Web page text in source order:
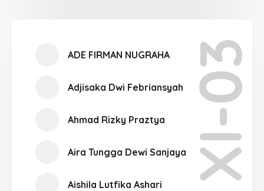
XI-03
ADE FIRMAN NUGRAHA
Adjisaka Dwi Febriansyah
Ahmad Rizky Praztya
Aira Tungga Dewi Sanjaya
Aishila Lutfika Ashari